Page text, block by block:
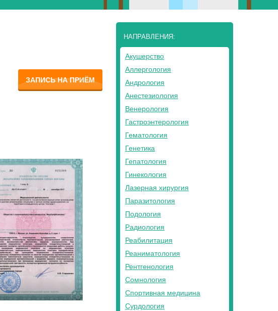
ЗАПИСЬ НА ПРИЁМ
НАПРАВЛЕНИЯ:
Акушерство
Аллергология
Андрология
Анестезиология
Венерология
Гастроэнтерология
Гематология
Генетика
Гепатология
Гинекология
Лазерная хирургия
Паразитология
Подология
Радиология
Реабилитация
Реаниматология
Рентгенология
Сомнология
Спортивная медицина
Сурдология